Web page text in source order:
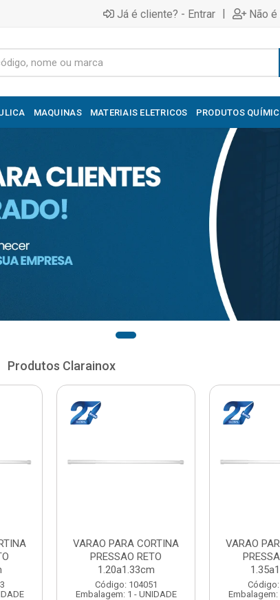
Já é cliente? - Entrar | Não
MAQUINAS MATERIAIS ELETRICOS PRODUTOS
Produtos Clarainox
VARAO PARA CORTINA
PRESSAO RETO
1.35a1.48cm
Código: 104060
Embalagem: 1 - UNIDADE
VARAO
Embalagem: